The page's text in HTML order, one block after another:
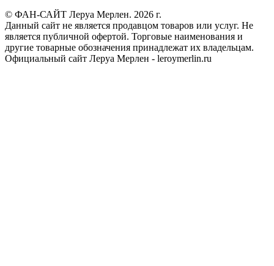
© ФАН-САЙТ Леруа Мерлен. 2026 г.
Данный сайт не является продавцом товаров или услуг. Не
является публичной офертой. Торговые наименования и
другие товарные обозначения принадлежат их владельцам.
Официальный сайт Леруа Мерлен - leroymerlin.ru